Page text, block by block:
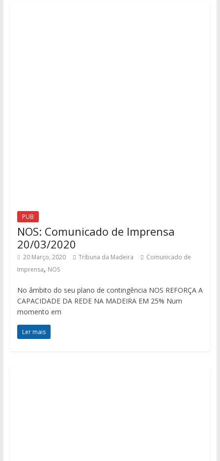
PUB
NOS: Comunicado de Imprensa
20/03/2020
20 Março, 2020 Tribuna da Madeira
Comunicado de
Imprensa, NOS
No âmbito do seu plano de contingência NOS REFORÇA A
CAPACIDADE DA REDE NA MADEIRA EM 25% Num
momento em
Ler mais